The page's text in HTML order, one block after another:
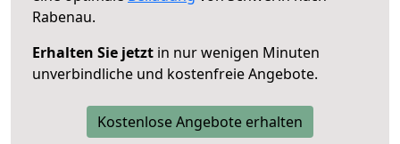
Rabenau.
Erhalten Sie jetzt in nur wenigen Minuten
unverbindliche und kostenfreie Angebote.
Kostenlose Angebote erhalten